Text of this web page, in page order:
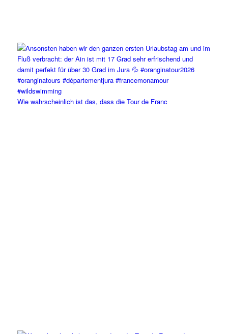
Wie wahrscheinlich ist das, dass die Tour de Franc